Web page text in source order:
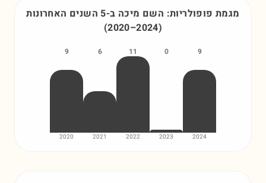
מגמת פופולריות: השם מיכה ב-5 השנים האחרונות
(2020–2024)
9
2024
0
2023
11
2022
6
2021
9
2020